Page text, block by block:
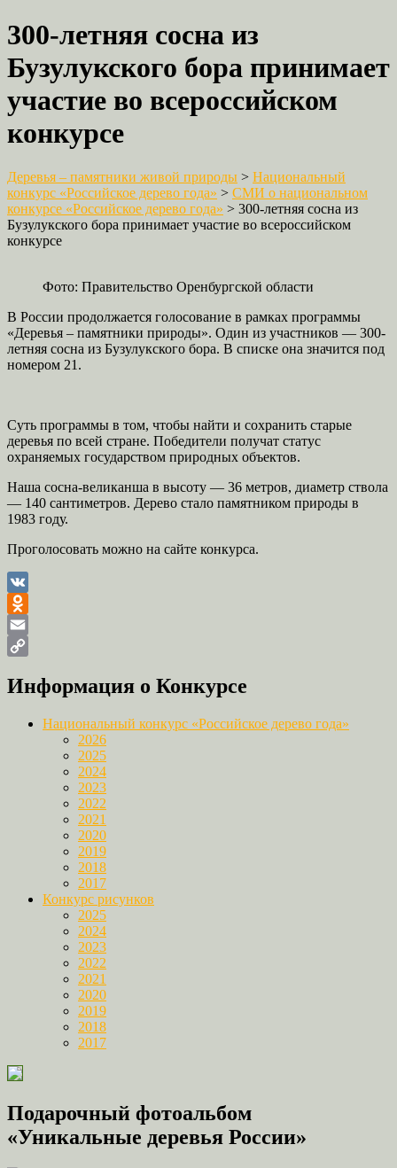
300-летняя сосна из
Бузулукского бора принимает
участие во всероссийском
конкурсе
Деревья – памятники живой природы > Национальный
конкурс «Российское дерево года» > СМИ о национальном
конкурсе «Российское дерево года» > 300-летняя сосна из
Бузулукского бора принимает участие во всероссийском
конкурсе
Фото: Правительство Оренбургской области
В России продолжается голосование в рамках программы
«Деревья – памятники природы». Один из участников — 300-
летняя сосна из Бузулукского бора. В списке она значится под
номером 21.
Суть программы в том, чтобы найти и сохранить старые
деревья по всей стране. Победители получат статус
охраняемых государством природных объектов.
Наша сосна-великанша в высоту — 36 метров, диаметр ствола
— 140 сантиметров. Дерево стало памятником природы в
1983 году.
Проголосовать можно на сайте конкурса.
VK
Odnoklassniki
Email
Link
Информация о Конкурсе
Национальный конкурс «Российское дерево года»
2026
2025
2024
2023
2022
2021
2020
2019
2018
2017
Конкурс рисунков
2025
2024
2023
2022
2021
2020
2019
2018
2017
Подарочный фотоальбом
«Уникальные деревья России»